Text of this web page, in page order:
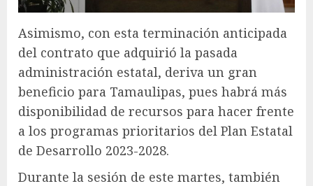
Asimismo, con esta terminación anticipada
del contrato que adquirió la pasada
administración estatal, deriva un gran
beneficio para Tamaulipas, pues habrá más
disponibilidad de recursos para hacer frente
a los programas prioritarios del Plan Estatal
de Desarrollo 2023-2028.
Durante la sesión de este martes, también